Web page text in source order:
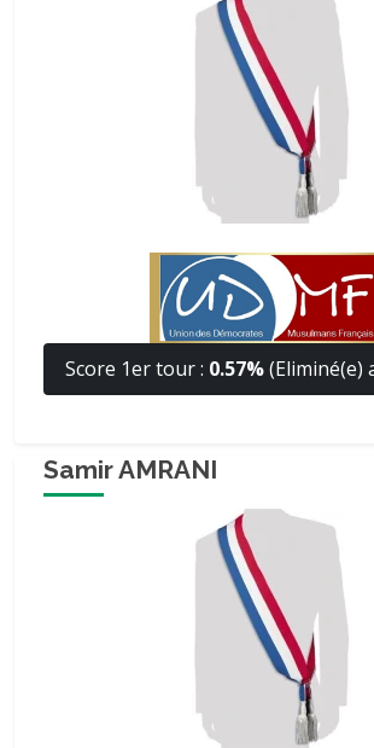
Score 1er tour : 0.57%(Eliminé(e)
Samir AMRANI